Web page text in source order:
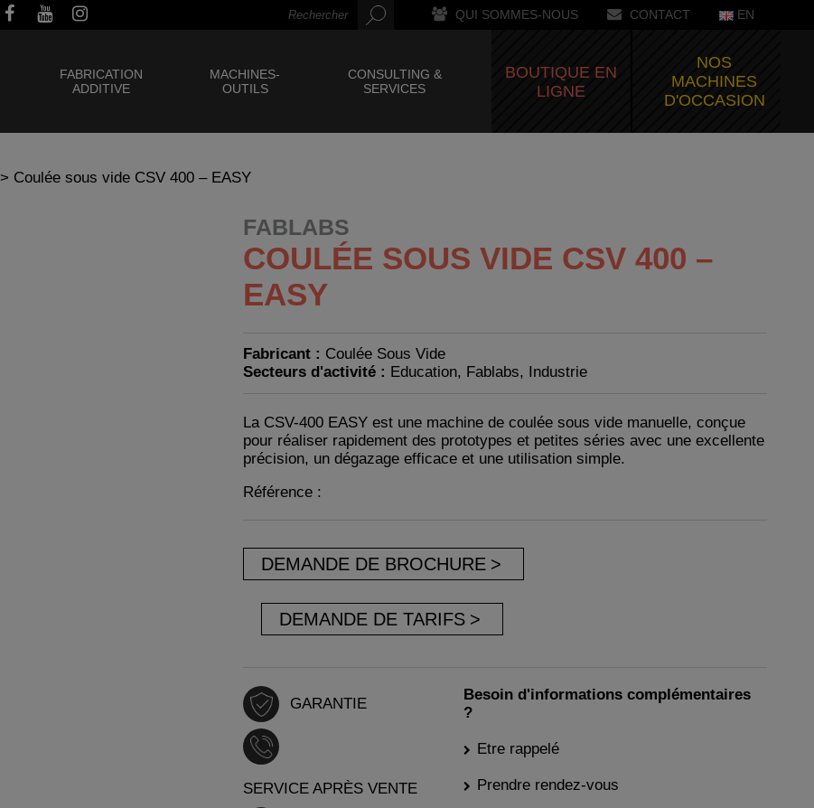
QUI SOMMES-NOUS CONTACT EN
FABRICATION
ADDITIVE
MACHINES-
OUTILS
CONSULTING &
SERVICES
BOUTIQUE EN
LIGNE
NOS
MACHINES
D'OCCASION
> Coulée sous vide CSV 400 – EASY
FABLABS
COULÉE SOUS VIDE CSV 400 –
EASY
Fabricant : Coulée Sous Vide
Secteurs d'activité : Education, Fablabs, Industrie
La CSV-400 EASY est une machine de coulée sous vide manuelle, conçue
pour réaliser rapidement des prototypes et petites séries avec une excellente
précision, un dégazage efficace et une utilisation simple.
Référence :
DEMANDE DE BROCHURE
DEMANDE DE TARIFS
GARANTIE
SERVICE APRÈS VENTE
Besoin d'informations complémentaires
?
Etre rappelé
Prendre rendez-vous